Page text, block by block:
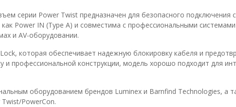
серии Power Twist предназначен для безопасного подключения
Power IN (Type A) и совместима с профессиональными
и AV-оборудовании.
которая обеспечивает надежную блокировку кабеля и
профессиональной конструкции, модель хорошо подходит для
оборудованием брендов Luminex и Barnfind Technologies, а
PowerCon.